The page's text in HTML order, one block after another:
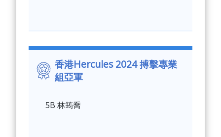
香港Hercules 2024 搏擊專業
組亞軍
5B 林筠喬